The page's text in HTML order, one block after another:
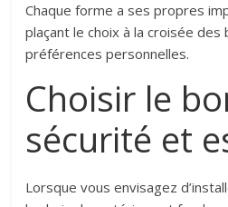
Chaque forme a ses propres
plaçant le choix à la croisée
préférences personnelles.
Choisir le
sécurité et
Lorsque vous envisagez